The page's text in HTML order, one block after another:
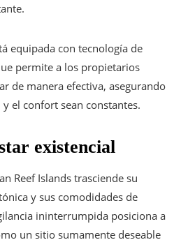
equipada con tecnología de
permite a los propietarios
de manera efectiva, asegurando
el confort sean constantes.
existencial
Reef Islands trasciende su
y sus comodidades de
ininterrumpida posiciona a
un sitio sumamente deseable